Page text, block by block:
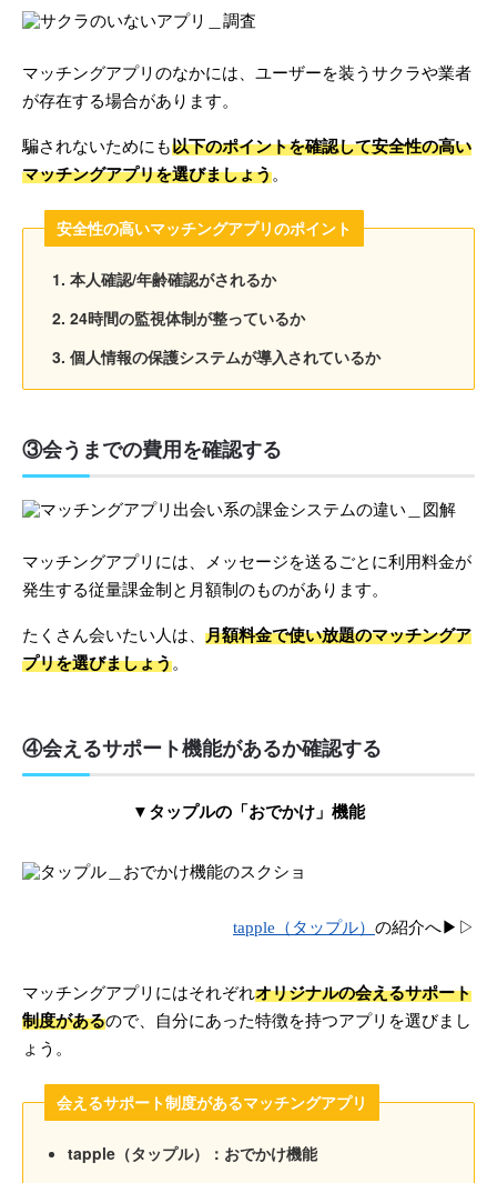
マッチングアプリのなかには、ユーザーを装うサクラや業者
が存在する場合があります。
騙されないためにも以下のポイントを確認して安全性の高い
マッチングアプリを選びましょう。
安全性の高いマッチングアプリのポイント
本人確認/年齢確認がされるか
24時間の監視体制が整っているか
個人情報の保護システムが導入されているか
③会うまでの費用を確認する
マッチングアプリには、メッセージを送るごとに利用料金が
発生する従量課金制と月額制のものがあります。
たくさん会いたい人は、 月額料金で使い放題のマッチングア
プリを選びましょう。
④会えるサポート機能があるか確認する
▼タップルの「おでかけ」機能
tapple（タップル） の紹介へ▶▷
マッチングアプリにはそれぞれオリジナルの会えるサポート
制度があるので、自分にあった特徴を持つアプリを選びまし
ょう。
会えるサポート制度があるマッチングアプリ
tapple（タップル）：おでかけ機能